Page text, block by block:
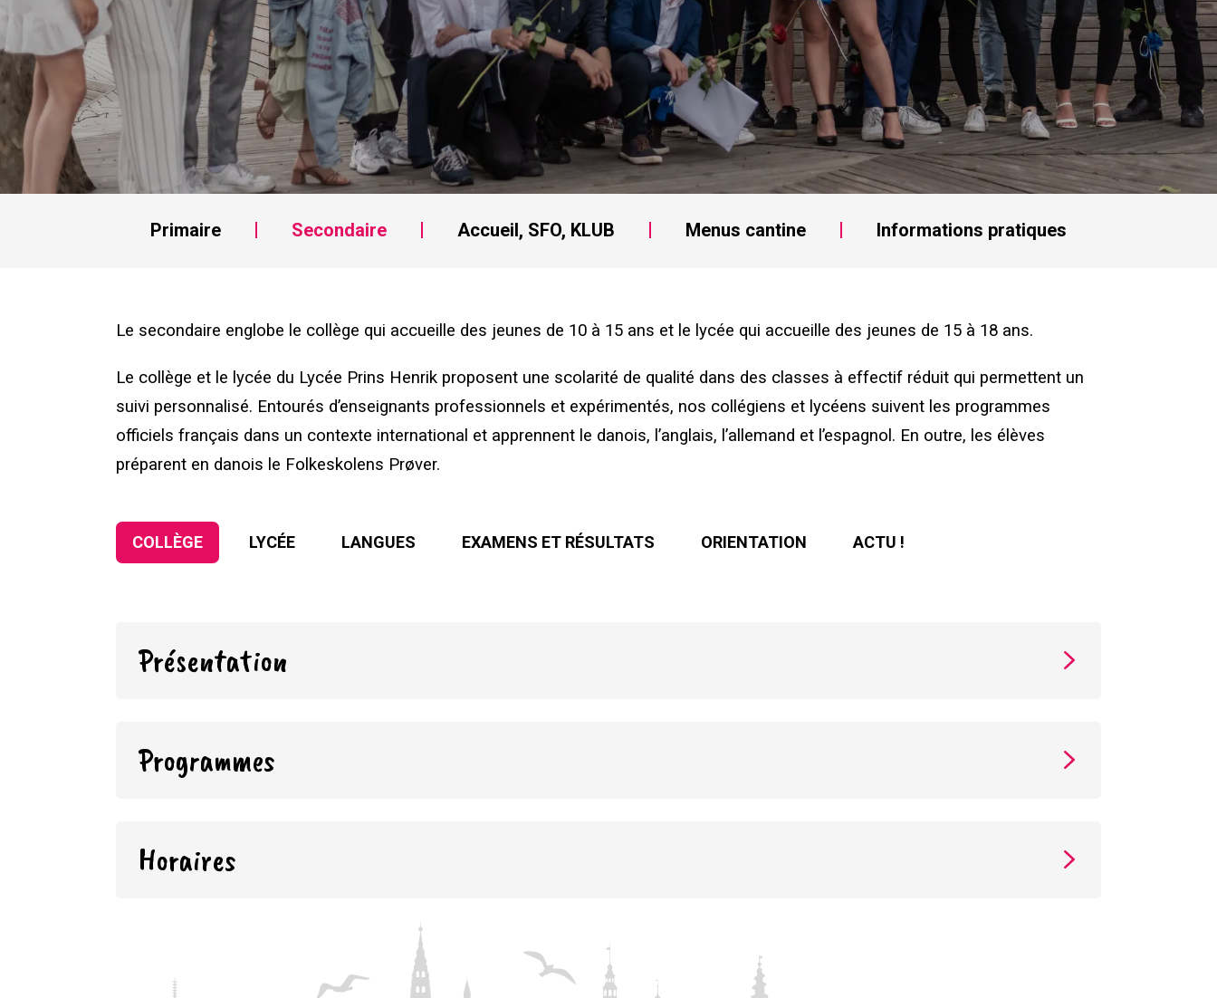
Primaire Secondaire Accueil, SFO, KLUB Menus cantine Informations pratiques
Le secondaire englobe le collège qui accueille des jeunes de 10 à 15 ans et le lycée qui accueille des jeunes de 15 à 18 ans.
Le collège et le lycée du Lycée Prins Henrik proposent une scolarité de qualité dans des classes à effectif réduit qui permettent un
suivi personnalisé. Entourés d’enseignants professionnels et expérimentés, nos collégiens et lycéens suivent les programmes
officiels français dans un contexte international et apprennent le danois, l’anglais, l’allemand et l’espagnol. En outre, les élèves
préparent en danois le Folkeskolens Prøver.
COLLÈGE LYCÉE LANGUES EXAMENS ET RÉSULTATS ORIENTATION ACTU !
Présentation
Programmes
Horaires